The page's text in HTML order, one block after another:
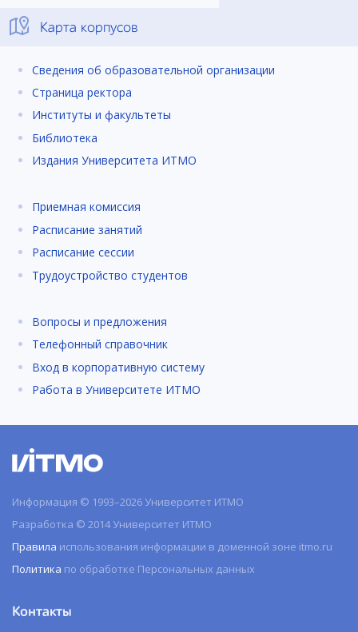
Карта корпусов
Сведения об образовательной организации
Страница ректора
Институты и факультеты
Библиотека
Издания Университета ИТМО
Приемная комиссия
Расписание занятий
Расписание сессии
Трудоустройство студентов
Вопросы и предложения
Телефонный справочник
Вход в корпоративную систему
Работа в Университете ИТМО
Информация © 1993–2026 Университет ИТМО
Разработка © 2014 Университет ИТМО
Правила использования информации в доменной зоне itmo.ru
Политика по обработке Персональных данных
Контакты